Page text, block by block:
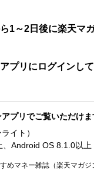
1～2日後に楽天マ
プリにログインし
プリでご覧いただけま
イト）
Android OS 8.1.0以上
めマネー雑誌（楽天マガジ